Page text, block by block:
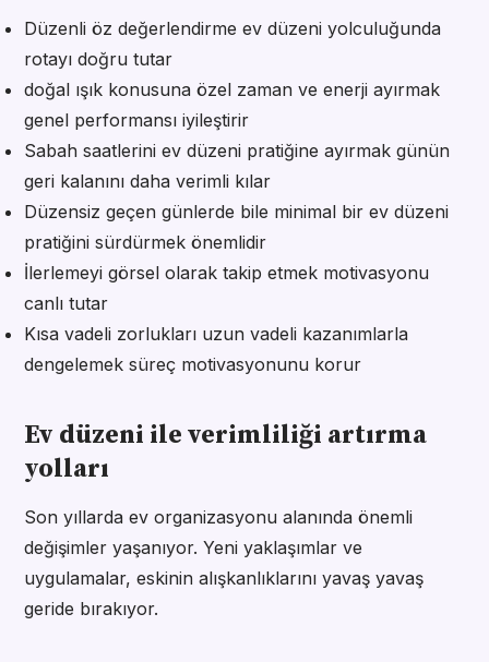
Düzenli öz değerlendirme ev düzeni yolculuğunda
rotayı doğru tutar
doğal ışık konusuna özel zaman ve enerji ayırmak
genel performansı iyileştirir
Sabah saatlerini ev düzeni pratiğine ayırmak günün
geri kalanını daha verimli kılar
Düzensiz geçen günlerde bile minimal bir ev düzeni
pratiğini sürdürmek önemlidir
İlerlemeyi görsel olarak takip etmek motivasyonu
canlı tutar
Kısa vadeli zorlukları uzun vadeli kazanımlarla
dengelemek süreç motivasyonunu korur
Ev düzeni ile verimliliği artırma
yolları
Son yıllarda ev organizasyonu alanında önemli
değişimler yaşanıyor. Yeni yaklaşımlar ve
uygulamalar, eskinin alışkanlıklarını yavaş yavaş
geride bırakıyor.